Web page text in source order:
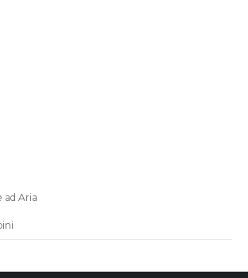
ad Aria